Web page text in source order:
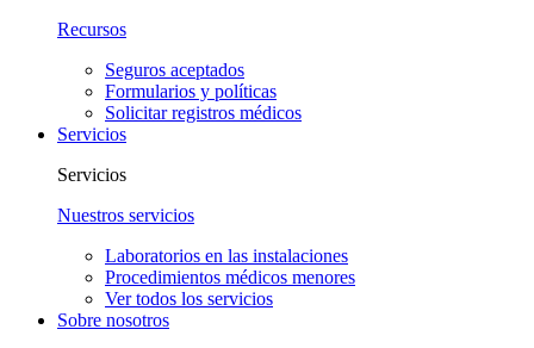
Recursos
Seguros aceptados
Formularios y políticas
Solicitar registros médicos
Servicios
Servicios
Nuestros servicios
Laboratorios en las instalaciones
Procedimientos médicos menores
Ver todos los servicios
Sobre nosotros